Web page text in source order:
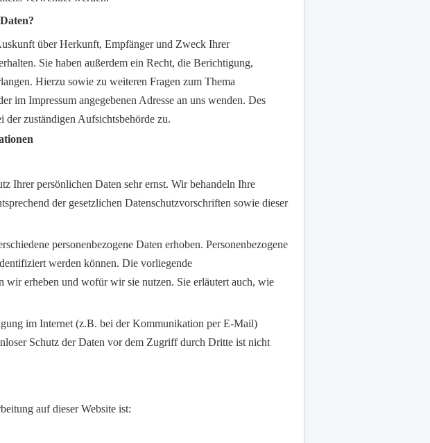
über Herkunft, Empfänger und Zweck Ihrer
Sie haben außerdem ein Recht, die Berichtigung,
Hierzu sowie zu weiteren Fragen zum Thema
im Impressum angegebenen Adresse an uns wenden. Des
der zuständigen Aufsichtsbehörde zu.
Ihrer persönlichen Daten sehr ernst. Wir behandeln Ihre
der gesetzlichen Datenschutzvorschriften sowie dieser
personenbezogene Daten erhoben. Personenbezogene
werden können. Die vorliegende
wir erheben und wofür wir sie nutzen. Sie erläutert auch, wie
im Internet (z.B. bei der Kommunikation per E-Mail)
Schutz der Daten vor dem Zugriff durch Dritte ist nicht
auf dieser Website ist: